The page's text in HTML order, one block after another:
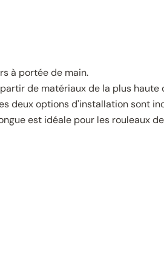
à portée de main.
de matériaux de la plus haute
deux options d'installation sont
est idéale pour les rouleaux